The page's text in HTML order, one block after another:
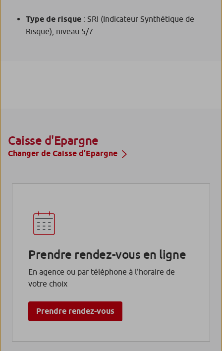
Type de risque : SRI (Indicateur Synthétique de
Risque), niveau 5/7
Caisse d'Epargne
Changer de Caisse d’Epargne
Prendre rendez-vous en ligne
En agence ou par téléphone à l'horaire de
votre choix
Prendre rendez-vous